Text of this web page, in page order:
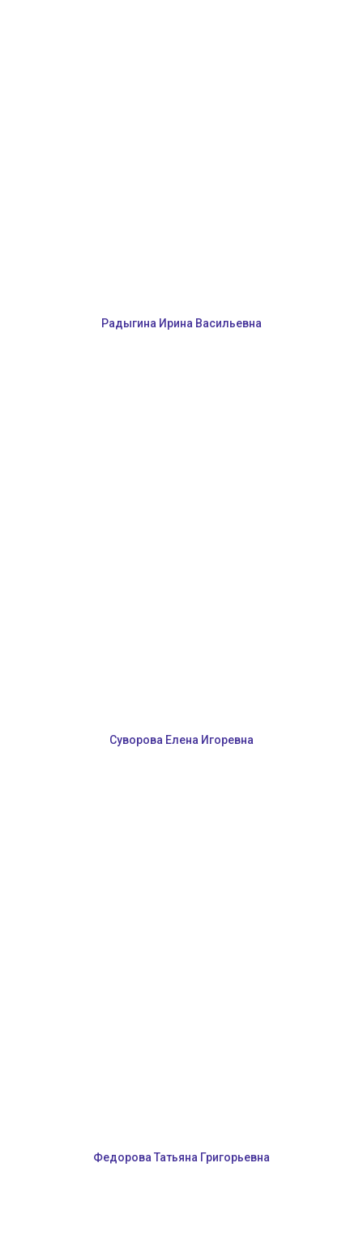
Радыгина Ирина Васильевна
Суворова Елена Игоревна
Федорова Татьяна Григорьевна